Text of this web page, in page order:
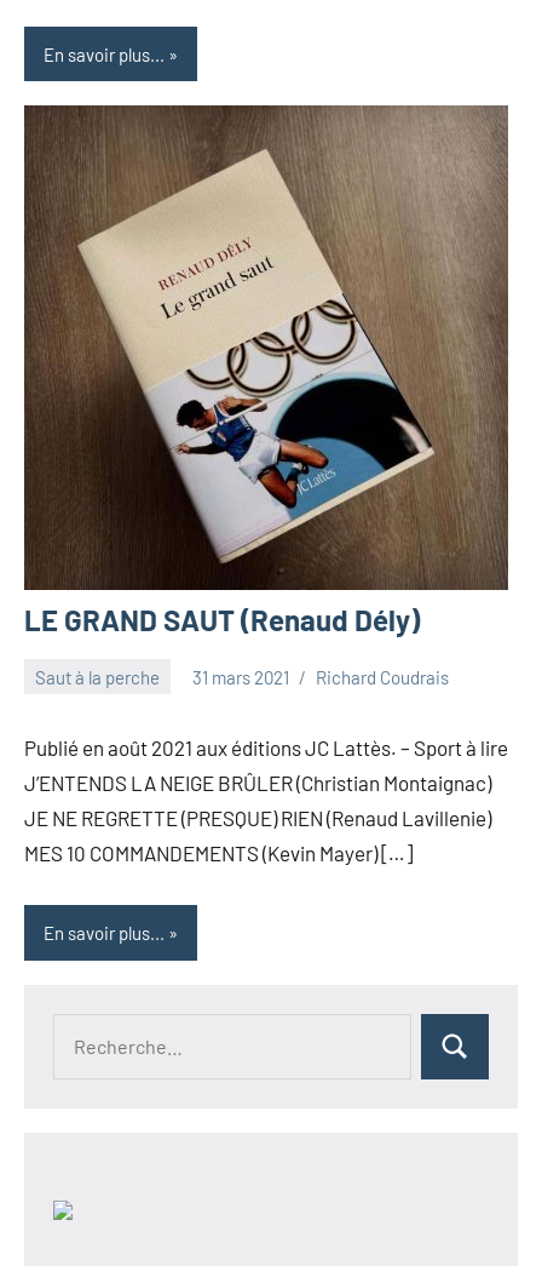
En savoir plus...
LE GRAND SAUT (Renaud Dély)
Saut à la perche 31 mars 2021 Richard Coudrais
Publié en août 2021 aux éditions JC Lattès. – Sport à lire
J’ENTENDS LA NEIGE BRÛLER (Christian Montaignac)
JE NE REGRETTE (PRESQUE) RIEN (Renaud Lavillenie)
MES 10 COMMANDEMENTS (Kevin Mayer) […]
En savoir plus...
Rechercher